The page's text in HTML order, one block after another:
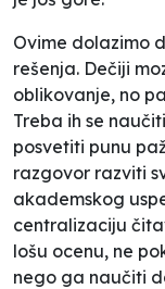
Ovime dolazimo
rešenja. Dečiji
oblikovanje, no
Treba ih se
posvetiti punu
razgovor razviti
akademskog
centralizaciju
lošu ocenu, ne
nego ga naučiti